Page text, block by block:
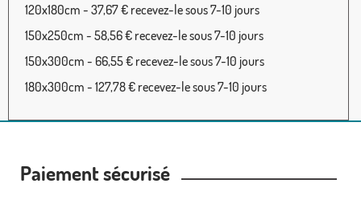
120x180cm - 37,67 € recevez-le sous 7-10 jours
150x250cm - 58,56 € recevez-le sous 7-10 jours
150x300cm - 66,55 € recevez-le sous 7-10 jours
180x300cm - 127,78 € recevez-le sous 7-10 jours
Paiement sécurisé